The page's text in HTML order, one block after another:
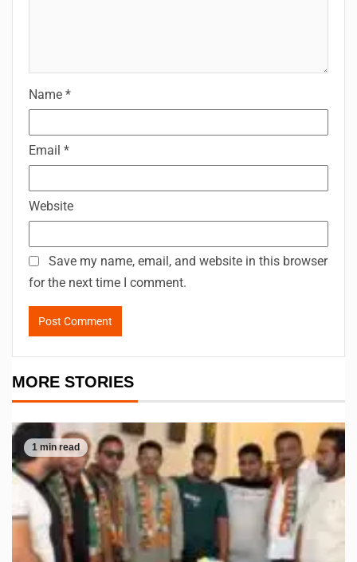
Name *
Email *
Website
Save my name, email, and website in this browser
for the next time I comment.
MORE STORIES
1 min read